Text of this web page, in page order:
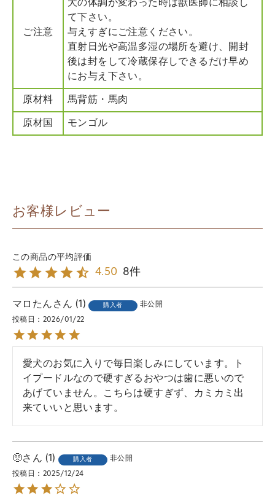
ご注意
犬の体調が変わった時は獣医師に相談し
て下さい。
与えすぎにご注意ください。
直射日光や高温多湿の場所を避け、開封
後は封をして冷蔵保存しできるだけ早め
にお与え下さい。
原材料 馬背筋・馬肉
原材国 モンゴル
お客様レビュー
4.50 8
マロたん 1 購入者 非公開
投稿日 2026/01/22
愛犬のお気に入りで毎日楽しみにしています。ト
イプードルなので硬すぎるおやつは歯に悪いので
あげていません。こちらは硬すぎず、カミカミ出
来ていいと思います。
🥺 1 購入者 非公開
投稿日 2025/12/24